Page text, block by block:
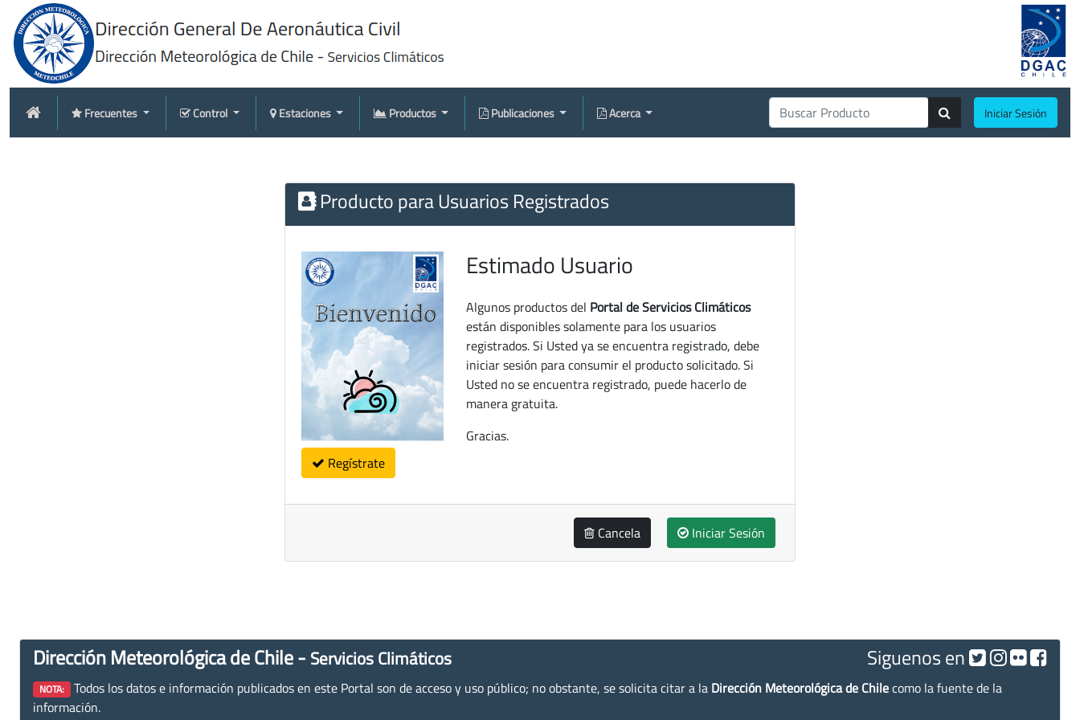
Frecuentes Control Estaciones Productos Publicaciones Acerca Iniciar Sesión
Producto para Usuarios Registrados
Regístrate
Estimado Usuario
Algunos productos del Portal de Servicios Climáticos
están disponibles solamente para los usuarios
registrados. Si Usted ya se encuentra registrado, debe
iniciar sesión para consumir el producto solicitado. Si
Usted no se encuentra registrado, puede hacerlo de
manera gratuita.
Gracias.
Cancela Iniciar Sesión
Dirección Meteorológica de Chile - Servicios Climáticos Siguenos en
NOTA: Todos los datos e información publicados en este Portal son de acceso y uso público; no obstante, se solicita citar a la Dirección Meteorológica de Chilecomo la fuente de la
información.